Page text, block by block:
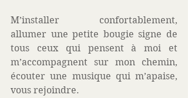
M’installer confortablement,
allumer une petite bougie signe de
tous ceux qui pensent à moi et
m’accompagnent sur mon chemin,
écouter une musique qui m’apaise,
vous rejoindre.